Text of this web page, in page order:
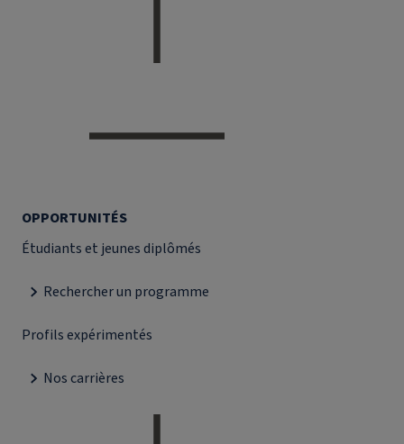
OPPORTUNITÉS
Étudiants et jeunes diplômés
Rechercher un programme
Profils expérimentés
Nos carrières